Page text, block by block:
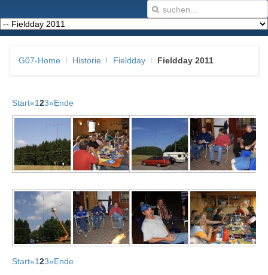
G07-Home Historie Fieldday Fieldday 2011
Start«123»Ende
Start«123»Ende